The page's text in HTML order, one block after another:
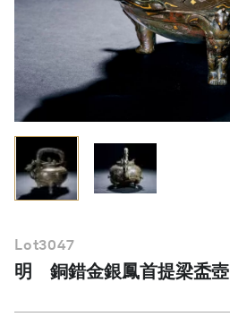
繁體中文
Lot3047
明 銅錯金銀鳳首提梁盉壺